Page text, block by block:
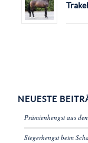
NEUESTE
Prämienhengst aus
Siegerhengst beim